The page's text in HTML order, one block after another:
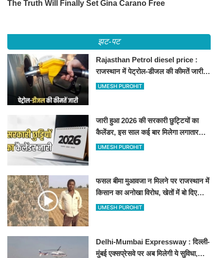
झट-पट
Rajasthan Petrol diesel price :
राजस्थान में पेट्रोल-डीजल की कीमतें जारी,
जानिए बीकानेर समेत पुरे प्रदेश में नए रेट
UMESH PUROHIT
जारी हुआ 2026 की सरकारी छुट्टियों का
कैलेंडर, इस साल कई बार मिलेगा लगातार
अवकाश, देखें
UMESH PUROHIT
फसल बीमा मुआवजा न मिलने पर राजस्थान में
किसान का अनोखा विरोध, खेतों में बो दिए
500-500 रुपए के नोट, वीडियो वायरल
UMESH PUROHIT
Delhi-Mumbai Expressway : दिल्ली-
मुंबई एक्सप्रेसवे पर अब मिलेगी ये सुविधा,